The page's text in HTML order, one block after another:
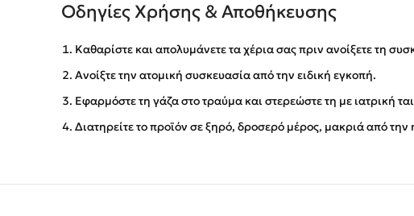
Οδηγίες Χρήσης & Αποθήκευσης
Καθαρίστε και απολυμάνετε τα χέρια σας πριν ανοίξετε τη
Ανοίξτε την ατομική συσκευασία από την ειδική εγκοπή.
Εφαρμόστε τη γάζα στο τραύμα και στερεώστε τη με ιατρική
Διατηρείτε το προϊόν σε ξηρό, δροσερό μέρος, μακριά από την